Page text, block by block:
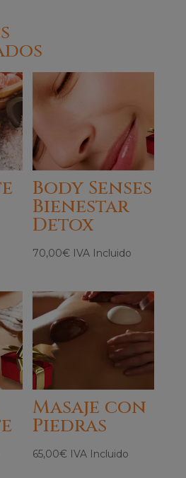
Body Senses
Bienestar
Detox
70,00€ IVA Incluido
Masaje con
Piedras
65,00€ IVA Incluido